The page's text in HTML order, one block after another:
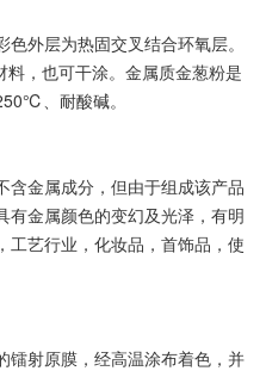
色外层为热固交叉结合环氧层。
料 ， 也可干涂。 金属质金葱粉是
50℃ 耐酸碱。
含金属成分 ， 但由于组成该产品
有金属颜色的变幻及光泽 ， 有明
， 工艺行业 ， 化妆品 ， 首饰品 ， 使
镭射原膜 ， 经高温涂布着色 ， 并